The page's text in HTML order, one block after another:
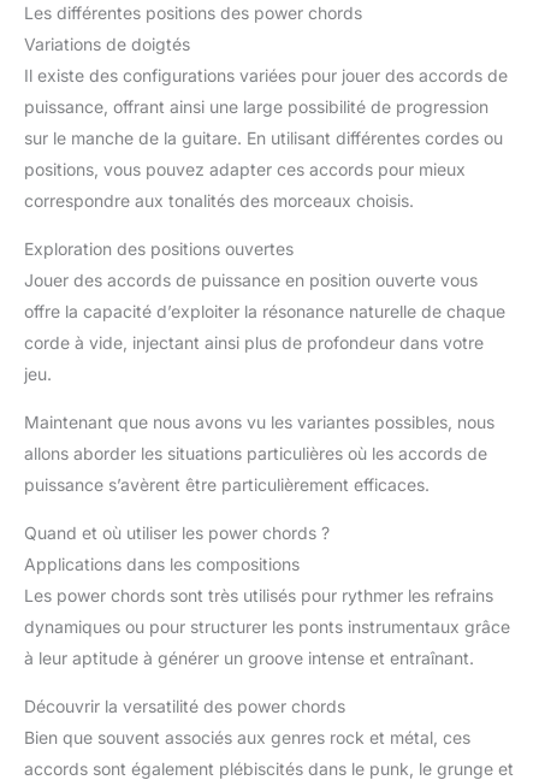
Les différentes positions des power chords
Variations de doigtés
Il existe des configurations variées pour jouer des accords de
puissance, offrant ainsi une large possibilité de progression
sur le manche de la guitare. En utilisant différentes cordes ou
positions, vous pouvez adapter ces accords pour mieux
correspondre aux tonalités des morceaux choisis.
Exploration des positions ouvertes
Jouer des accords de puissance en position ouverte vous
offre la capacité d’exploiter la résonance naturelle de chaque
corde à vide, injectant ainsi plus de profondeur dans votre
jeu.
Maintenant que nous avons vu les variantes possibles, nous
allons aborder les situations particulières où les accords de
puissance s’avèrent être particulièrement efficaces.
Quand et où utiliser les power chords ?
Applications dans les compositions
Les power chords sont très utilisés pour rythmer les refrains
dynamiques ou pour structurer les ponts instrumentaux grâce
à leur aptitude à générer un groove intense et entraînant.
Découvrir la versatilité des power chords
Bien que souvent associés aux genres rock et métal, ces
accords sont également plébiscités dans le punk, le grunge et